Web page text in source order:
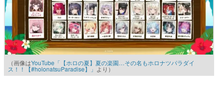
（画像はYouTube「【ホロの夏】夏の楽園…その名もホロナツパラダイ
ス！！【#holonatsuParadise】」より）